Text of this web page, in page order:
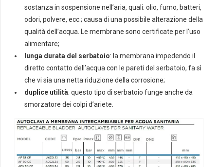
sostanza in sospensione nell’aria, quali: olio, fumo, batteri,
odori, polvere, ecc.; causa di una possibile alterazione della
qualità dell’acqua. Le membrane sono certificate per l’uso
alimentare;
lunga durata del serbatoio: la membrana impedendo il
diretto contatto dell’acqua con le pareti del serbatoio, fa sì
che vi sia una netta riduzione della corrosione;
duplice utilità: questo tipo di serbatoio funge anche da
smorzatore dei colpi d’ariete.